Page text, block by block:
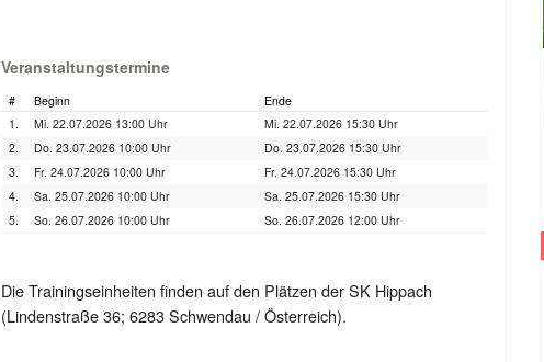
Veranstaltungstermine
# Beginn
Ende
1.
Mi. 22.07.2026 13:00 Uhr
Mi. 22.07.2026 15:30 Uhr
2.
Do. 23.07.2026 10:00 Uhr
Do. 23.07.2026 15:30 Uhr
3.
Fr. 24.07.2026 10:00 Uhr
Fr. 24.07.2026 15:30 Uhr
4.
Sa. 25.07.2026 10:00 Uhr
Sa. 25.07.2026 15:30 Uhr
5.
So. 26.07.2026 10:00 Uhr So. 26.07.2026 12:00 Uhr
Die Trainingseinheiten finden auf den Plätzen der SK Hippach
(Lindenstraße 36; 6283 Schwendau / Österreich).